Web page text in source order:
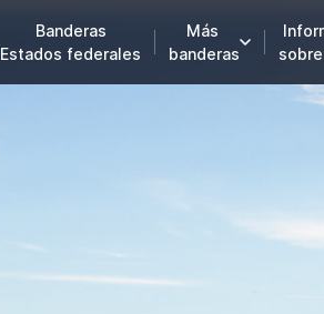
Banderas
Estados federales
Más
banderas